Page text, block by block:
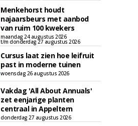
Menkehorst houdt
najaarsbeurs met aanbod
van ruim 100 kwekers
maandag 24 augustus 2026
t/m donderdag 27 augustus 2026
Cursus laat zien hoe leifruit
past in moderne tuinen
woensdag 26 augustus 2026
Vakdag 'All About Annuals'
zet eenjarige planten
centraal in Appeltern
donderdag 27 augustus 2026